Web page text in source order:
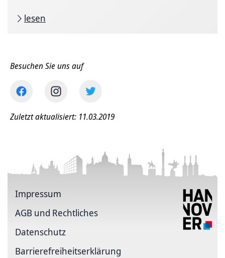
lesen
Besuchen Sie uns auf
Zuletzt aktualisiert: 11.03.2019
Impressum
AGB und Rechtliches
Datenschutz
Barriere­freiheits­erklärung